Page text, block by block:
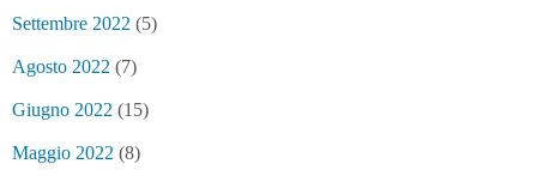
Settembre 2022 (5)
Agosto 2022 (7)
Giugno 2022 (15)
Maggio 2022 (8)